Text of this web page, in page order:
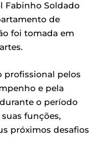
Fabinho Soldado
de
foi tomada em
profissional pelos
e pela
o período
funções,
próximos desafios